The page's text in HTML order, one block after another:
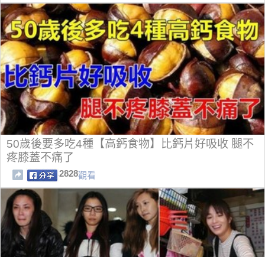
50歲後要多吃4種【高鈣食物】比鈣片好吸收 腿不
疼膝蓋不痛了
2828觀看